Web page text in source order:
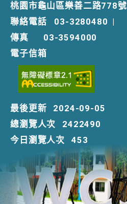
桃園市龜山區樂善二路778號
聯絡電話
03-3280480 |
傳真
03-3594000
電子信箱
最後更新
2024-09-05
總瀏覽人次
2422490
今日瀏覽人次
453